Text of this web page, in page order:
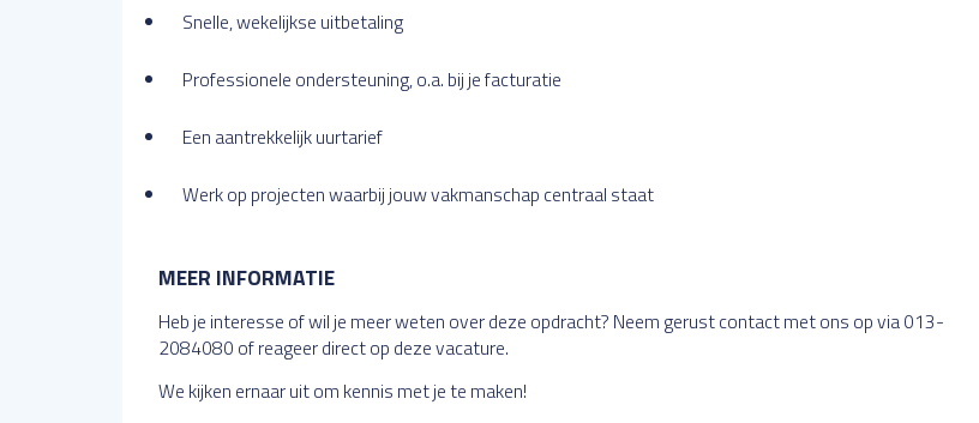
Snelle, wekelijkse uitbetaling
Professionele ondersteuning, o.a. bij je facturatie
Een aantrekkelijk uurtarief
Werk op projecten waarbij jouw vakmanschap centraal staat
MEER INFORMATIE
Heb je interesse of wil je meer weten over deze opdracht? Neem gerust contact met ons op via 013-
2084080 of reageer direct op deze vacature.
We kijken ernaar uit om kennis met je te maken!